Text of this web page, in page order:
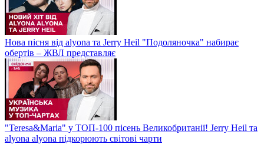
Нова пісня від alyona та Jerry Heil "Подоляночка" набирає
обертів – ЖВЛ представляє
"Teresa&Maria" у ТОП-100 пісень Великобританії! Jerry Heil та
alyona alyona підкорюють світові чарти